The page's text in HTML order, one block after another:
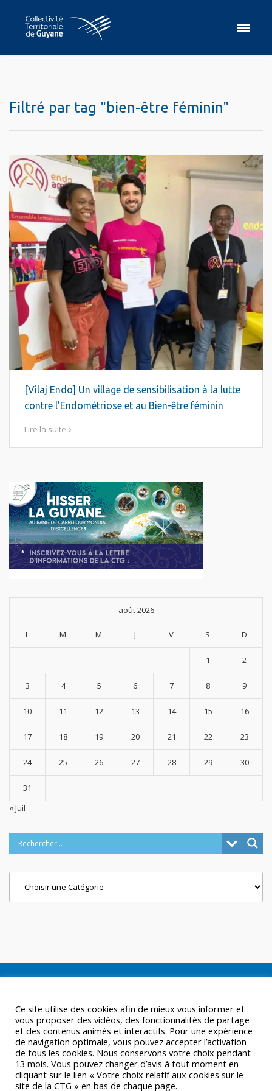
Filtré par tag "bien-être féminin"
[Vilaj Endo] Un village de sensibilisation à la lutte
contre l’Endométriose et au Bien-être féminin
Lire la suite
août 2026
L M M J V S D
1 2
3 4 5 6 7 8 9
10 11 12 13 14 15 16
17 18 19 20 21 22 23
24 25 26 27 28 29 30
31
« Juil
Ce site utilise des cookies afin de mieux vous informer et
vous proposer des vidéos, des fonctionnalités de partage
et des contenus animés et interactifs. Pour une expérience
de navigation optimale, vous pouvez accepter l’activation
de tous les cookies. Nous conservons votre choix pendant
13 mois. Vous pouvez changer d’avis à tout moment en
cliquant sur le lien « Votre choix relatif aux cookies sur le
site de la CTG » en bas de chaque page.